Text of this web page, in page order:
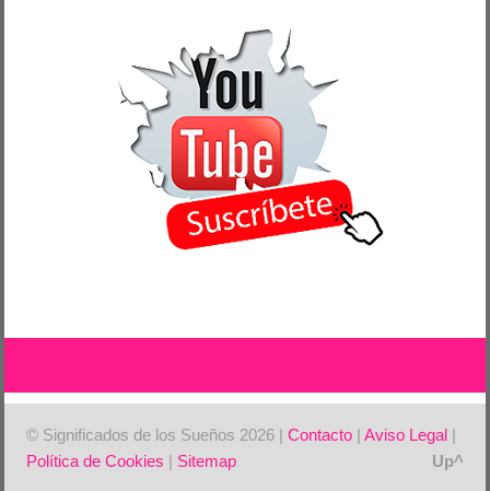
© Significados de los Sueños 2026 |Contacto |Aviso Legal |
Política de Cookies | Sitemap